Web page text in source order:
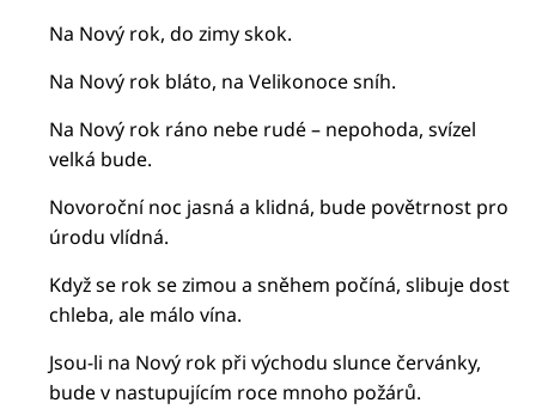
Na Nový rok, do zimy skok.
Na Nový rok bláto, na Velikonoce sníh.
Na Nový rok ráno nebe rudé – nepohoda, svízel
velká bude.
Novoroční noc jasná a klidná, bude povětrnost pro
úrodu vlídná.
Když se rok se zimou a sněhem počíná, slibuje dost
chleba, ale málo vína.
Jsou-li na Nový rok při východu slunce červánky,
bude v nastupujícím roce mnoho požárů.